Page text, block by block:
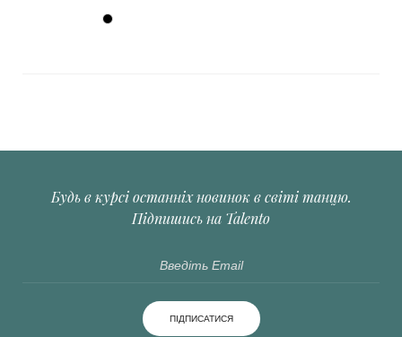
Будь в курсі останніх новинок в світі танцю.
Підпишись на Talento
ПІДПИСАТИСЯ